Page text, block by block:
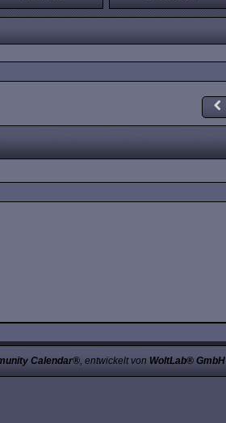
Calendar®, entwickelt von WoltLab® GmbH